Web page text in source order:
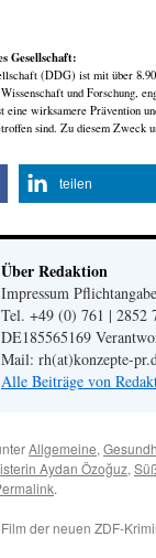
Gesellschaft:
(DDG) ist mit über
und Forschung,
wirksamere Prävention
sind. Zu diesem Zweck
teilen
Über Redaktion
Impressum
Tel. +49 (0) 761 | 2852
DE185565169
Mail: rh(at)konzepte-
Alle Beiträge von
Allgemeine,
Aydan Özoğuz,
.
Film der neuen ZDF-